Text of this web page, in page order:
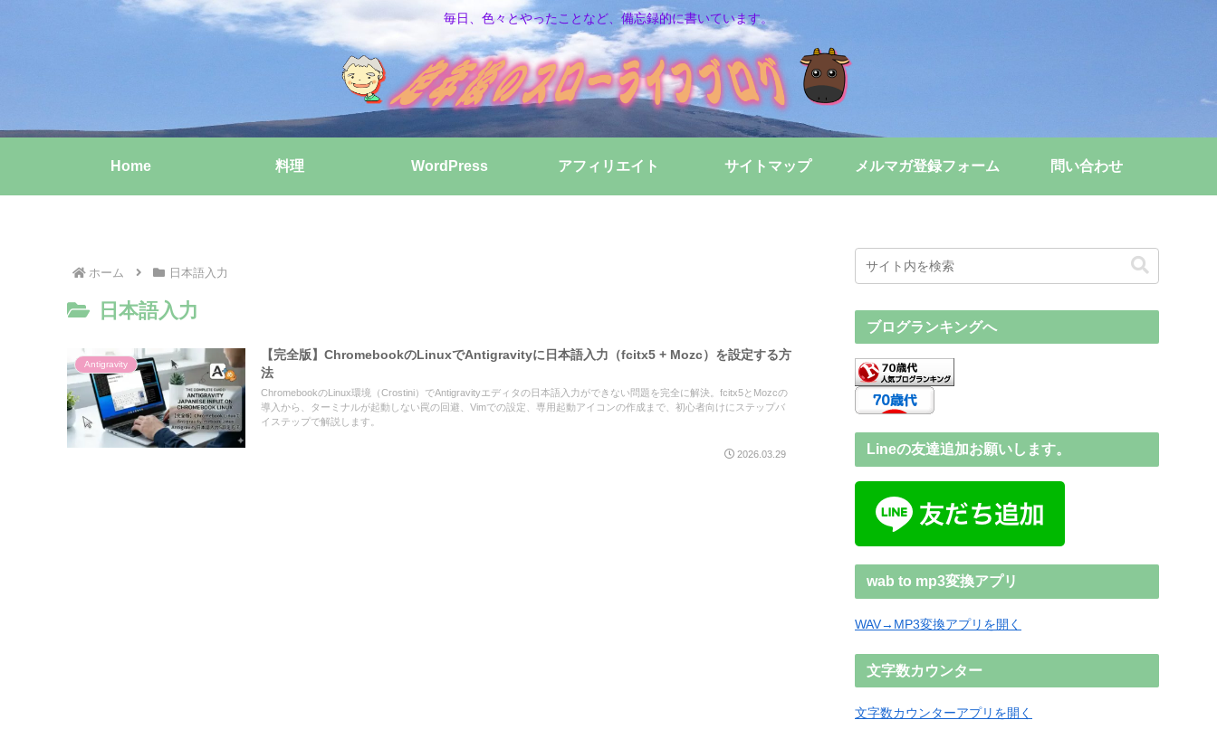
毎日、色々とやったことなど、備忘録的に書いています。
Home 料理 WordPress アフィリエイト サイトマップ メルマガ登録フォーム 問い合わせ
ホーム 日本語入力
日本語入力
Antigravity
【完全版】ChromebookのLinuxでAntigravityに日本語入力（fcitx5 + Mozc）を設定する方
法
ChromebookのLinux環境（Crostini）でAntigravityエディタの日本語入力ができない問題を完全に解決。fcitx5とMozcの
導入から、ターミナルが起動しない罠の回避、Vimでの設定、専用起動アイコンの作成まで、初心者向けにステップバ
イステップで解説します。
2026.03.29
ブログランキングへ
Lineの友達追加お願いします。
wab to mp3変換アプリ
WAV→MP3変換アプリを開く
文字数カウンター
文字数カウンターアプリを開く